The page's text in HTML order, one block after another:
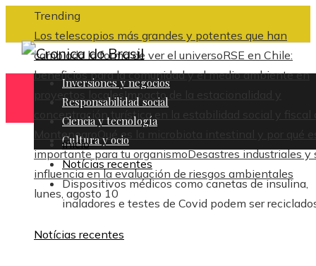
Trending
Los telescopios más grandes y potentes que han
cambiado la forma de ver el universoRSE en Chile:
beneficios para la comunidad y el medio ambiente en
proyectos locales Impacto de la estacionalidad y
concentración turística en la estabilidad social y fiscal
Montenegro
Qué es la microbiota intestinal y por qué
importante para tu organismoDesastres industriales y
influencia en la evaluación de riesgos ambientales
lunes, agosto 10
Inversiones y negocios
Responsabilidad social
Ciencia y tecnología
Cultura y ocio
Inicio
Notícias recentes
Dispositivos médicos como canetas de insulina,
inaladores e testes de Covid podem ser
Notícias recentes